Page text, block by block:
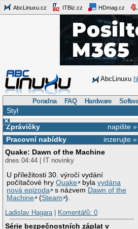
AbcLinuxu.cz ITBiz.cz HDmag.cz
AbcLinuxu
Poradna FAQ Hardware
Styl
×
napište »
Zprávičky
inzerujte »
Pracovní nabídky
Quake: Dawn of the Machine
dnes 04:44 | IT novinky
U příležitosti 30. výročí vydání
počítačové hryQuake bylavydána
nová epizoda
s názvem Dawn of the
Machine
(Steam ).
Ladislav Hagara| Komentářů: 0
Série bezpečnostních záplat v